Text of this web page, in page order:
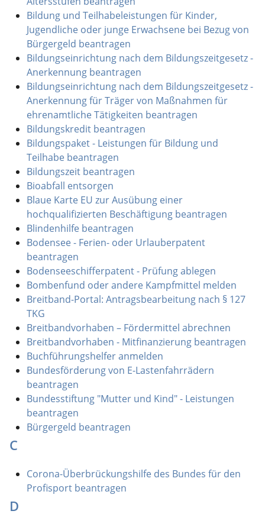
Bildung und Teilhabeleistungen für Kinder,
Jugendliche oder junge Erwachsene bei Bezug von
Bürgergeld beantragen
Bildungseinrichtung nach dem Bildungszeitgesetz -
Anerkennung beantragen
Bildungseinrichtung nach dem Bildungszeitgesetz -
Anerkennung für Träger von Maßnahmen für
ehrenamtliche Tätigkeiten beantragen
Bildungskredit beantragen
Bildungspaket - Leistungen für Bildung und
Teilhabe beantragen
Bildungszeit beantragen
Bioabfall entsorgen
Blaue Karte EU zur Ausübung einer
hochqualifizierten Beschäftigung beantragen
Blindenhilfe beantragen
Bodensee - Ferien- oder Urlauberpatent
beantragen
Bodenseeschifferpatent - Prüfung ablegen
Bombenfund oder andere Kampfmittel melden
Breitband-Portal: Antragsbearbeitung nach § 127
TKG
Breitbandvorhaben – Fördermittel abrechnen
Breitbandvorhaben - Mitfinanzierung beantragen
Buchführungshelfer anmelden
Bundesförderung von E-Lastenfahrrädern
beantragen
Bundesstiftung "Mutter und Kind" - Leistungen
beantragen
Bürgergeld beantragen
C
Corona-Überbrückungshilfe des Bundes für den
Profisport beantragen
D